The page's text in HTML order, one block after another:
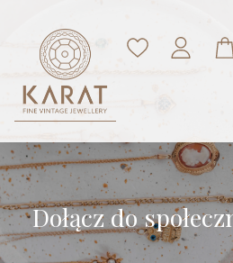
Dołącz do